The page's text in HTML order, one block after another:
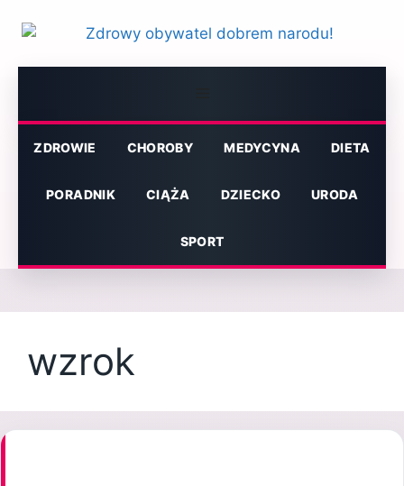
ZDROWIE CHOROBY MEDYCYNA DIETA
PORADNIK CIĄŻA DZIECKO URODA
SPORT
wzrok